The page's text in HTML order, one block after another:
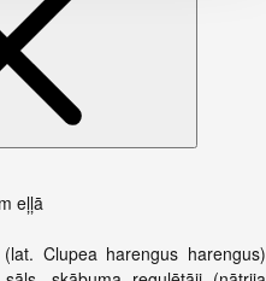
eļļā
Clupea harengus harengus)